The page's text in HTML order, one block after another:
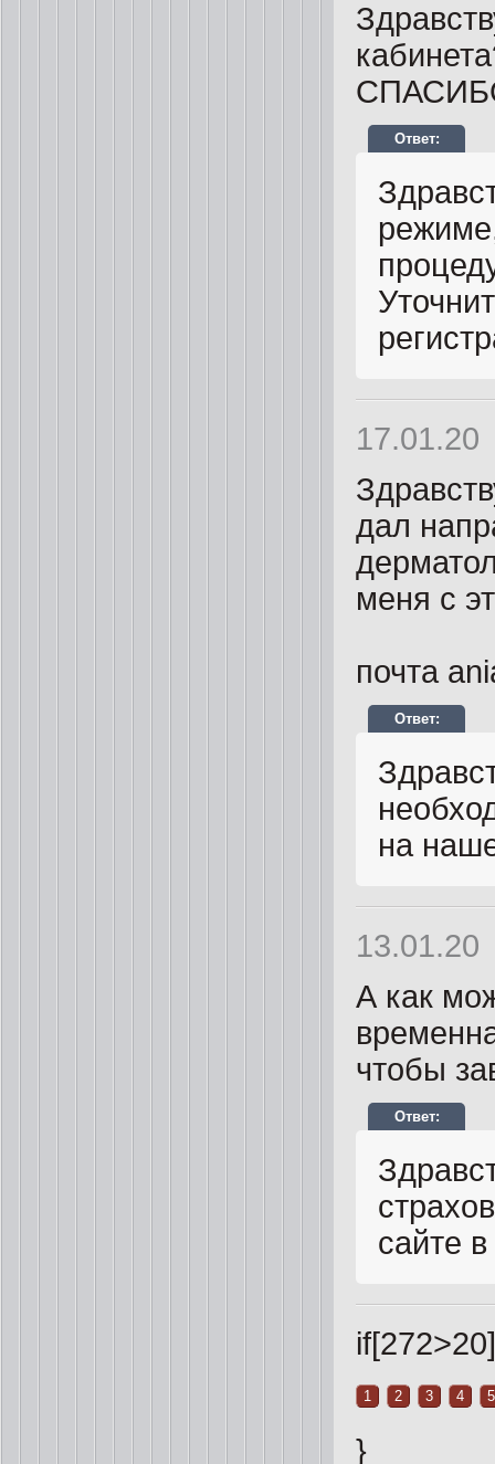
17.01.20
дал
меня с
почта
на
13.01.20
А как
чтобы
сайте
1 2 3 4 5
}